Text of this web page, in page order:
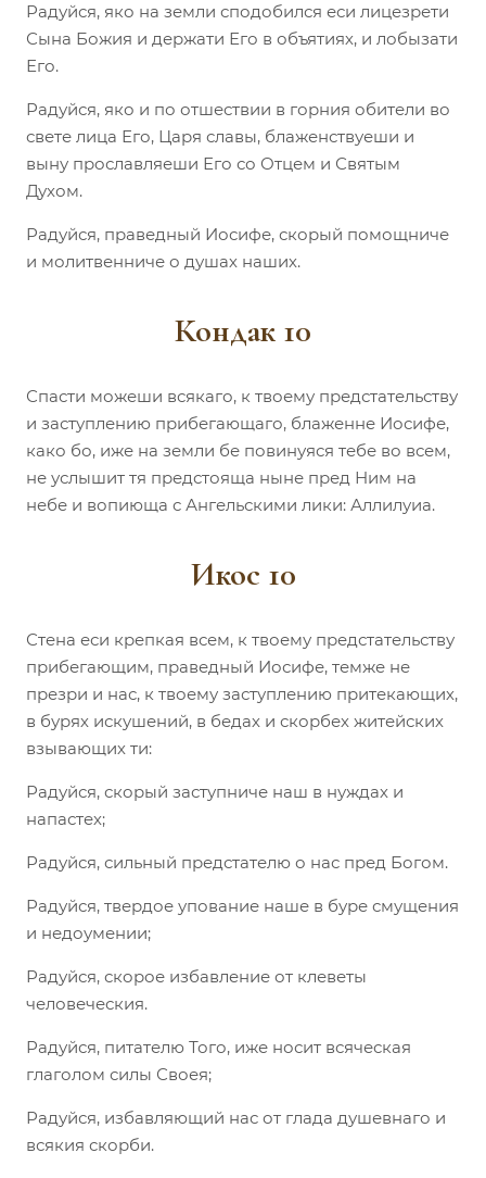
Радуйся, яко на земли сподобился еси лицезрети
Сына Божия и держати Его в объятиях, и лобызати
Его.
Радуйся, яко и по отшествии в горния обители во
свете лица Его, Царя славы, блаженствуеши и
выну прославляеши Его со Отцем и Святым
Духом.
Радуйся, праведный Иосифе, скорый помощниче
и молитвенниче о душах наших.
Кондак 10
Спасти можеши всякаго, к твоему предстательству
и заступлению прибегающаго, блаженне Иосифе,
како бо, иже на земли бе повинуяся тебе во всем,
не услышит тя предстояща ныне пред Ним на
небе и вопиюща с Ангельскими лики: Аллилуиа.
Икос 10
Стена еси крепкая всем, к твоему предстательству
прибегающим, праведный Иосифе, темже не
презри и нас, к твоему заступлению притекающих,
в бурях искушений, в бедах и скорбех житейских
взывающих ти:
Радуйся, скорый заступниче наш в нуждах и
напастех;
Радуйся, сильный предстателю о нас пред Богом.
Радуйся, твердое упование наше в буре смущения
и недоумении;
Радуйся, скорое избавление от клеветы
человеческия.
Радуйся, питателю Того, иже носит всяческая
глаголом силы Своея;
Радуйся, избавляющий нас от глада душевнаго и
всякия скорби.